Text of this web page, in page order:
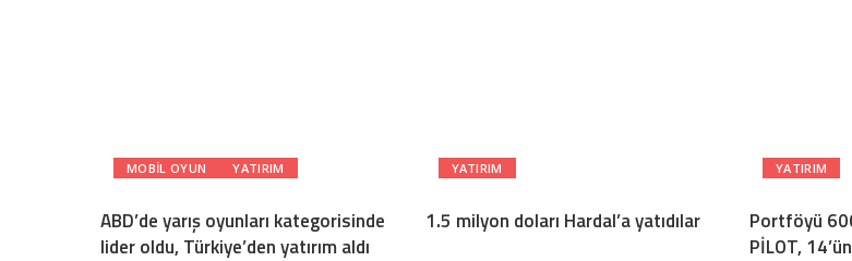
MOBIL OYUN YATIRIM
ABD’de yarış oyunları kategorisinde
lider oldu, Türkiye’den yatırım aldı
YATIRIM
1.5 milyon doları Hardal’a yatıdılar
YATIRIM
Portföyü
PİLOT,